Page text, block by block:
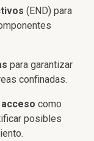
(END) para
para garantizar
confinadas.
como
posibles